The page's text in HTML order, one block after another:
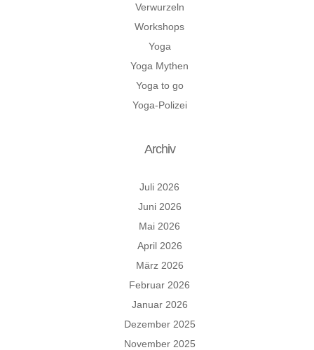
Verwurzeln
Workshops
Yoga
Yoga Mythen
Yoga to go
Yoga-Polizei
Archiv
Juli 2026
Juni 2026
Mai 2026
April 2026
März 2026
Februar 2026
Januar 2026
Dezember 2025
November 2025